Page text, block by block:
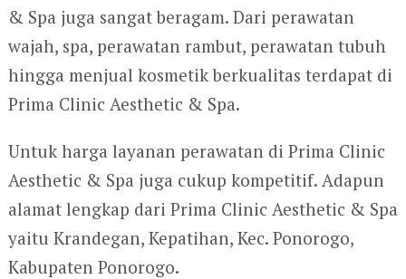
& Spa juga sangat beragam. Dari perawatan
wajah, spa, perawatan rambut, perawatan tubuh
hingga menjual kosmetik berkualitas terdapat di
Prima Clinic Aesthetic & Spa.
Untuk harga layanan perawatan di Prima Clinic
Aesthetic & Spa juga cukup kompetitif. Adapun
alamat lengkap dari Prima Clinic Aesthetic & Spa
yaitu Krandegan, Kepatihan, Kec. Ponorogo,
Kabupaten Ponorogo.